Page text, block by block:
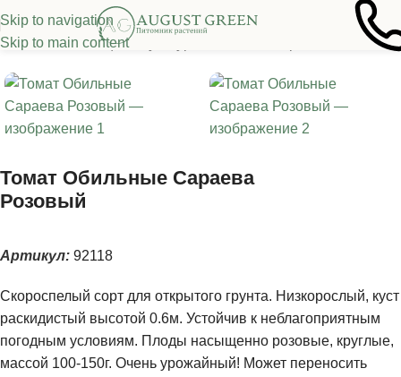
Skip to navigation
Skip to main content
/Семена овощных культур Низкорослые томаты
Томат Обильные Сараева
Розовый
Артикул: 92118
Скороспелый сорт для открытого грунта. Низкорослый, куст
раскидистый высотой 0.6м. Устойчив к неблагоприятным
погодным условиям. Плоды насыщенно розовые, круглые,
массой 100-150г. Очень урожайный! Может переносить